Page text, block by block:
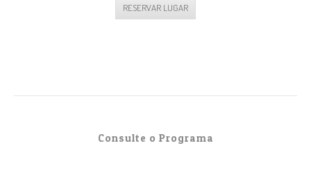
RESERVAR LUGAR
Consulte o Programa